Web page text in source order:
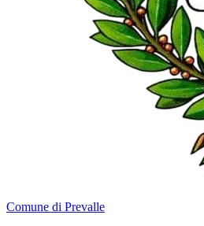
Comune di Prevalle